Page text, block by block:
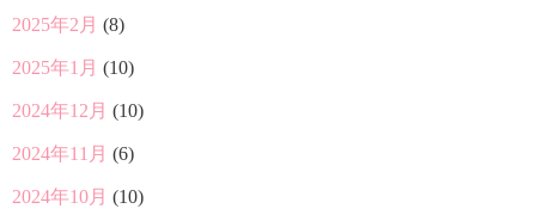
2025年2月 (8)
2025年1月 (10)
2024年12月 (10)
2024年11月 (6)
2024年10月 (10)